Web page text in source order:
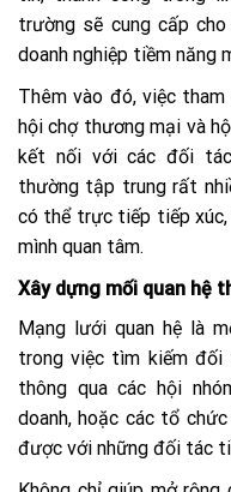
trường sẽ cung cấp
doanh nghiệp tiềm năng
Thêm vào đó, việc
hội chợ thương mại và
kết nối với các đối
thường tập trung rất
có thể trực tiếp tiếp
mình quan tâm.
Xây dựng mối quan hệ
Mạng lưới quan hệ là
trong việc tìm kiếm đối
thông qua các hội
doanh, hoặc các tổ
được với những đối tác